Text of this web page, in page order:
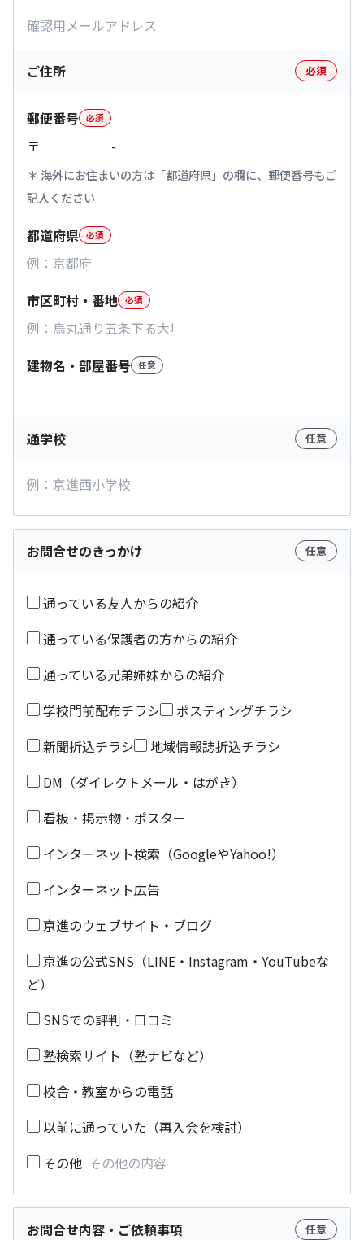
ご住所 必須
郵便番号 必須
〒 -
海外にお住まいの方は「都道府県」の欄に、郵便番号もご
記入ください
都道府県 必須
市区町村・番地 必須
建物名・部屋番号 任意
通学校 任意
お問合せのきっかけ 任意
通っている友人からの紹介
通っている保護者の方からの紹介
通っている兄弟姉妹からの紹介
学校門前配布チラシ
ポスティングチラシ
新聞折込チラシ
地域情報誌折込チラシ
DM（ダイレクトメール・はがき）
看板・掲示物・ポスター
インターネット検索（GoogleやYahoo!）
インターネット広告
京進のウェブサイト・ブログ
京進の公式SNS（LINE・Instagram・YouTubeな
ど）
SNSでの評判・口コミ
塾検索サイト（塾ナビなど）
校舎・教室からの電話
以前に通っていた（再入会を検討）
その他
お問合せ内容・ご依頼事項 任意